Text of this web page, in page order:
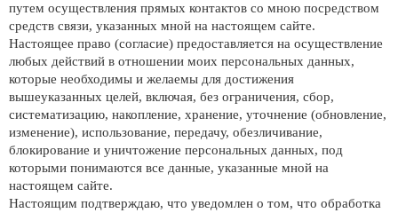
путем осуществления прямых контактов со мною посредством
средств связи, указанных мной на настоящем сайте.
Настоящее право (согласие) предоставляется на осуществление
любых действий в отношении моих персональных данных,
которые необходимы и желаемы для достижения
вышеуказанных целей, включая, без ограничения, сбор,
систематизацию, накопление, хранение, уточнение (обновление,
изменение), использование, передачу, обезличивание,
блокирование и уничтожение персональных данных, под
которыми понимаются все данные, указанные мной на
настоящем сайте.
Настоящим подтверждаю, что уведомлен о том, что обработка